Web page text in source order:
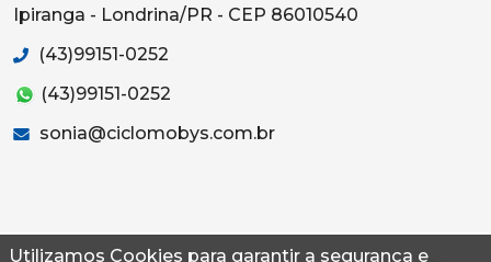
Utilizamos Cookies para garantir a segurança e
Ipiranga - Londrina/PR - CEP 86010540
(43)99151-0252
(43)99151-0252
sonia@ciclomobys.com.br